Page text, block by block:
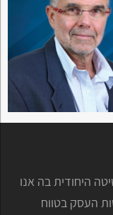
היחודית בה אנו
העסק בטווח